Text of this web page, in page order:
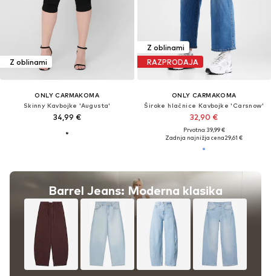
Z oblinami
ONLY CARMAKOMA
Skinny Kavbojke 'Augusta'
34,99 €
Barrel Jeans: Moderna klasika
Z oblinami
RAZPRODAJA
ONLY CARMAKOMA
Široke hlačnice Kavbojke 'Carsnow'
32,90 €
Prvotno: 39,99 €
Zadnja najnižja cena29,61 €